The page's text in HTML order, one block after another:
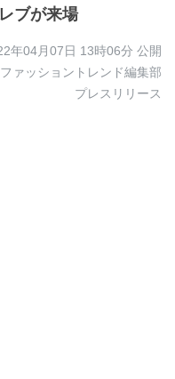
ブが来場
年04月07日 13時06分 公開
ファッショントレンド編集部
プレスリリース